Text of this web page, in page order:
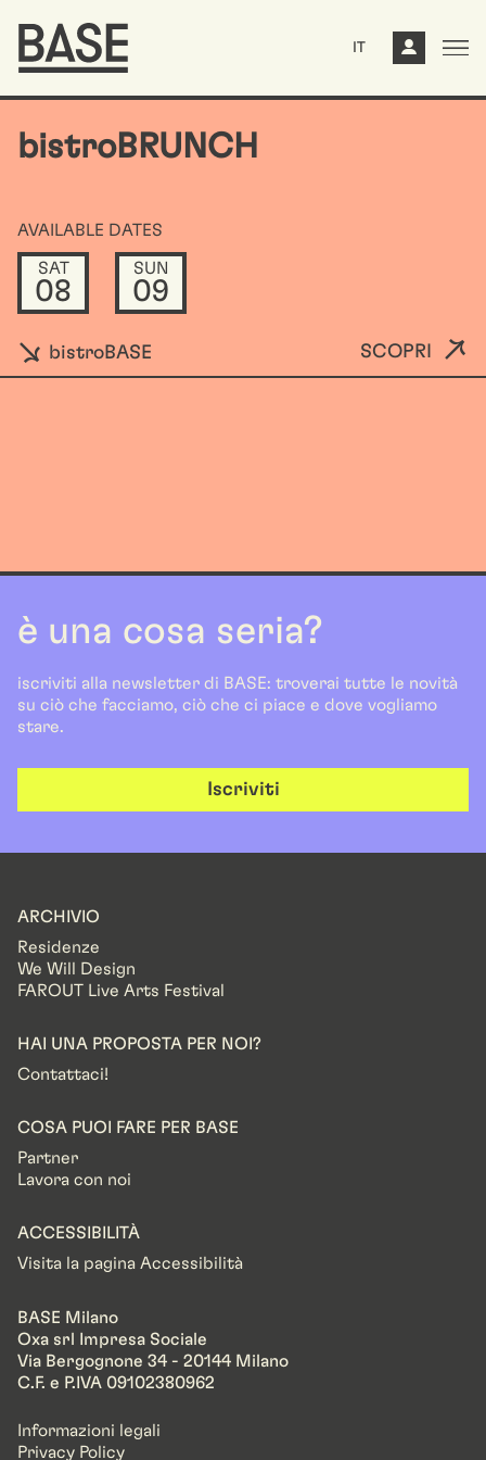
IT
bistroBRUNCH
AVAILABLE DATES
SAT
08
SUN
09
bistroBASE SCOPRI
è una cosa seria?
iscriviti alla newsletter di BASE: troverai tutte le novità
su ciò che facciamo, ciò che ci piace e dove vogliamo
stare.
Iscriviti
ARCHIVIO
Residenze
We Will Design
FAROUT Live Arts Festival
HAI UNA PROPOSTA PER NOI?
Contattaci!
COSA PUOI FARE PER BASE
Partner
Lavora con noi
ACCESSIBILITÀ
Visita la pagina Accessibilità
BASE Milano
Oxa srl Impresa Sociale
Via Bergognone 34 - 20144 Milano
C.F. e P.IVA 09102380962
Informazioni legali
Privacy Policy